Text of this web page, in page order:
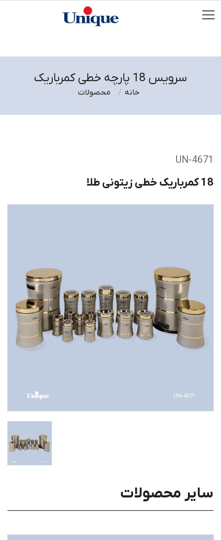
سرویس 18 پارچه خطی کمرباریک
محصولات خانه
UN-4671
18 کمرباریک خطی زیتونی طلا
سایر محصولات